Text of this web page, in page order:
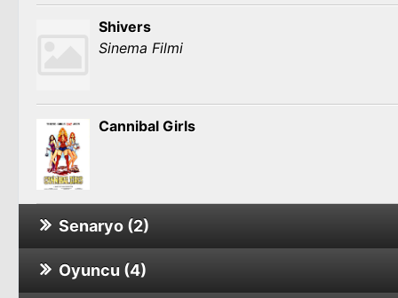
Shivers
Sinema Filmi
Cannibal Girls
Senaryo (2)
Ghostbusters: Hayalet Avcıları
Sinema Filmi
Oyuncu (4)